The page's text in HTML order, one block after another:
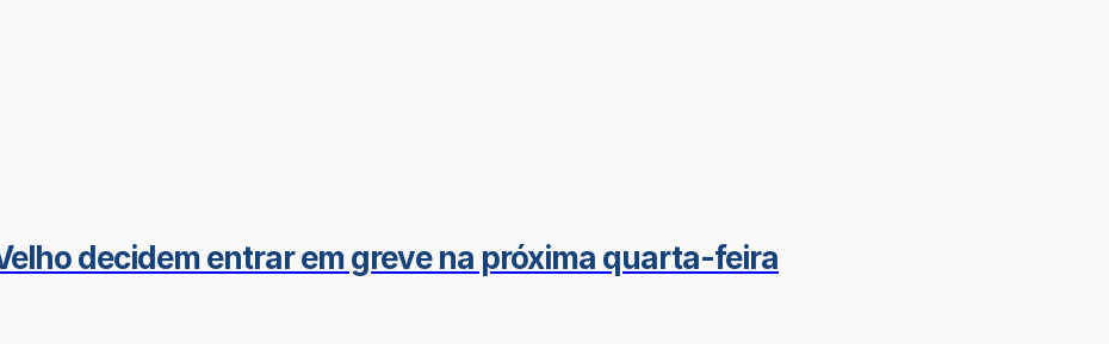
decidem entrar em greve na próxima quarta-feira